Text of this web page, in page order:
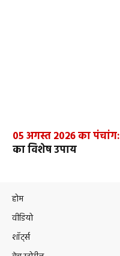
05 अगस्त 2026 का पंचांग:
का विशेष उपाय
होम
वीडियो
शॉर्ट्स